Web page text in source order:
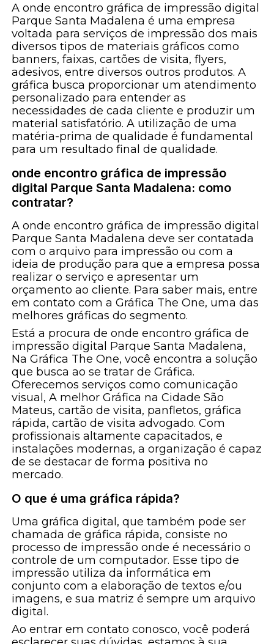
A onde encontro gráfica de impressão digital
Parque Santa Madalena é uma empresa
voltada para serviços de impressão dos mais
diversos tipos de materiais gráficos como
banners, faixas, cartões de visita, flyers,
adesivos, entre diversos outros produtos. A
gráfica busca proporcionar um atendimento
personalizado para entender as
necessidades de cada cliente e produzir um
material satisfatório. A utilização de uma
matéria-prima de qualidade é fundamental
para um resultado final de qualidade.
onde encontro gráfica de impressão
digital Parque Santa Madalena: como
contratar?
A onde encontro gráfica de impressão digital
Parque Santa Madalena deve ser contatada
com o arquivo para impressão ou com a
ideia de produção para que a empresa possa
realizar o serviço e apresentar um
orçamento ao cliente. Para saber mais, entre
em contato com a Gráfica The One, uma das
melhores gráficas do segmento.
Está a procura de onde encontro gráfica de
impressão digital Parque Santa Madalena,
Na Gráfica The One, você encontra a solução
que busca ao se tratar de Gráfica.
Oferecemos serviços como comunicação
visual, A melhor Gráfica na Cidade São
Mateus, cartão de visita, panfletos, gráfica
rápida, cartão de visita advogado. Com
profissionais altamente capacitados, e
instalações modernas, a organização é capaz
de se destacar de forma positiva no
mercado.
O que é uma gráfica rápida?
Uma gráfica digital, que também pode ser
chamada de gráfica rápida, consiste no
processo de impressão onde é necessário o
controle de um computador. Esse tipo de
impressão utiliza da informática em
conjunto com a elaboração de textos e/ou
imagens, e sua matriz é sempre um arquivo
digital.
Ao entrar em contato conosco, você poderá